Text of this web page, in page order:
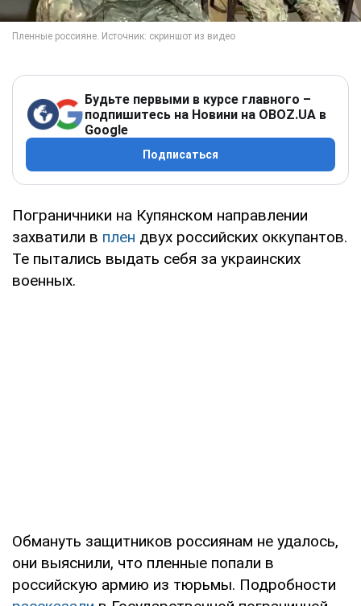
Будьте первыми в курсе главного –
подпишитесь на Новини на OBOZ.UA в
Google
Подписаться
Пограничники на Купянском направлении
захватили в плен двух российских оккупантов.
Те пытались выдать себя за украинских
военных.
Обмануть защитников россиянам не удалось,
они выяснили, что пленные попали в
российскую армию из тюрьмы. Подробности